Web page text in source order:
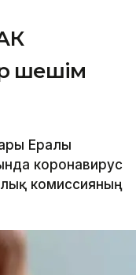
шешім
Ералы
коронавирус
комиссияның